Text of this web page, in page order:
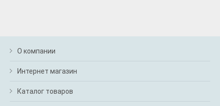
О компании
Интернет магазин
Каталог товаров